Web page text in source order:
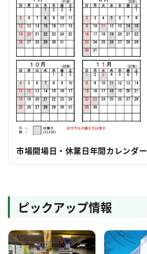
市場開場日・休業日年間カレンダー
ピックアップ情報